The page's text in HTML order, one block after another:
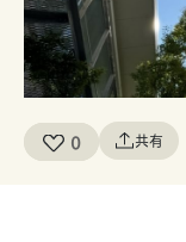
0 共有